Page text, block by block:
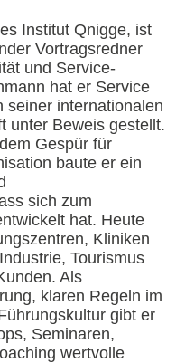
Institut Qnigge, ist
Vortragsredner
und Service-
hat er Service
seiner internationalen
unter Beweis gestellt.
Gespür für
baute er ein
sich zum
hat. Heute
Kliniken
Tourismus
Als
klaren Regeln im
gibt er
Seminaren,
wertvolle